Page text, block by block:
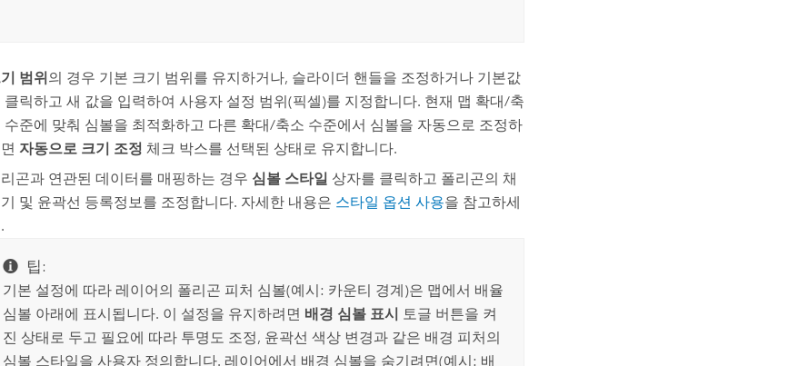
범위의 경우 기본 크기 범위를 유지하거나, 슬라이더 핸들을 조정하거나 기본값
클릭하고 새 값을 입력하여 사용자 설정 범위(픽셀)를 지정합니다. 현재 맵 확대/축
수준에 맞춰 심볼을 최적화하고 다른 확대/축소 수준에서 심볼을 자동으로 조정하
자동으로 크기 조정 체크 박스를 선택된 상태로 유지합니다.
곤과 연관된 데이터를 매핑하는 경우 심볼 스타일 상자를 클릭하고 폴리곤의 채
및 윤곽선 등록정보를 조정합니다. 자세한 내용은 스타일 옵션 사용을 참고하세
팁:
기본 설정에 따라 레이어의 폴리곤 피처 심볼(예시: 카운티 경계)은 맵에서 배율
심볼 아래에 표시됩니다. 이 설정을 유지하려면 배경 심볼 표시 토글 버튼을 켜
진 상태로 두고 필요에 따라 투명도 조정, 윤곽선 색상 변경과 같은 배경 피처의
심볼 스타일을 사용자 정의합니다. 레이어에서 배경 심볼을 숨기려면(예시: 배